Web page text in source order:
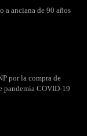
a anciana de 90 años
por la compra de
pandemia COVID-19